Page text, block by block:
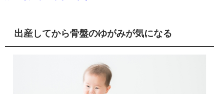
出産してから骨盤のゆがみが気になる